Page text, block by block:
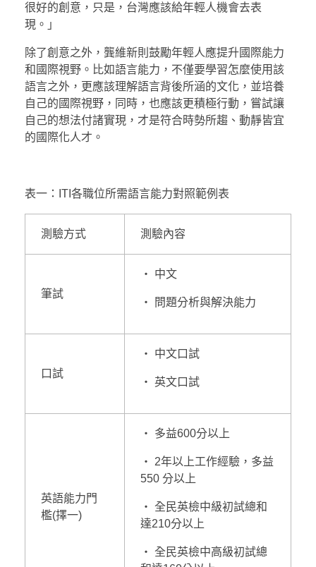
很好的創意，只是，台灣應該給年輕人機會去表
現。」
除了創意之外，龔維新則鼓勵年輕人應提升國際能力
和國際視野。比如語言能力，不僅要學習怎麼使用該
語言之外，更應該理解語言背後所涵的文化，並培養
自己的國際視野，同時，也應該更積極行動，嘗試讓
自己的想法付諸實現，才是符合時勢所趨、動靜皆宜
的國際化人才。
表一：ITI各職位所需語言能力對照範例表
測驗方式 測驗內容
筆試
‧ 中文
‧ 問題分析與解決能力
口試
‧ 中文口試
‧ 英文口試
英語能力門
檻(擇一)
‧ 多益600分以上
‧ 2年以上工作經驗，多益
550 分以上
‧ 全民英檢中級初試總和
達210分以上
‧ 全民英檢中高級初試總